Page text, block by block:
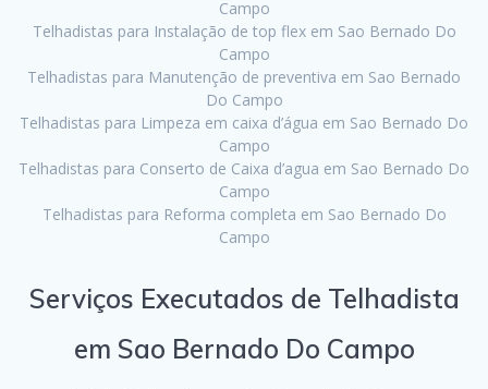
Campo
Telhadistas para Instalação de top flex em Sao Bernado Do
Campo
Telhadistas para Manutenção de preventiva em Sao Bernado
Do Campo
Telhadistas para Limpeza em caixa d’água em Sao Bernado Do
Campo
Telhadistas para Conserto de Caixa d’agua em Sao Bernado Do
Campo
Telhadistas para Reforma completa em Sao Bernado Do
Campo
Serviços Executados de Telhadista
em Sao Bernado Do Campo